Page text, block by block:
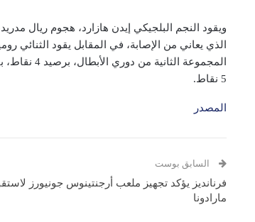
ويقود النجم البلجيكي إيدن هازارد، هجوم ريال
الذي يعاني من الإصابة، في المقابل يقود الثنائي
المجموعة
5 نقاط.
المصدر
السابق بوست
فرنانديز يؤكد تجهيز ملعب أرجنتينوس جونيورز
مارادونا